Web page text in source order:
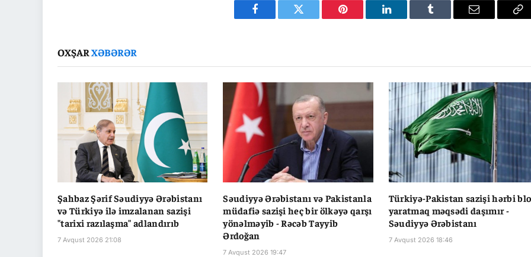
Facebook Twitter Pinterest LinkedIn Tumblr Email
OXŞARXƏBƏRƏR
Şahbaz Şərif Səudiyyə Ərəbistanı
və Türkiyə ilə imzalanan sazişi
"tarixi razılaşma" adlandırıb
7 Avqust 2026 21:08
Səudiyyə Ərəbistanı və Pakistanla
müdafiə sazişi heç bir ölkəyə qarşı
yönəlməyib - Rəcəb Tayyib
Ərdoğan
7 Avqust 2026 19:47
Türkiyə-Pakistan sazişi hərbi
yaratmaq məqsədi daşımır -
Səudiyyə Ərəbistanı
7 Avqust 2026 18:46